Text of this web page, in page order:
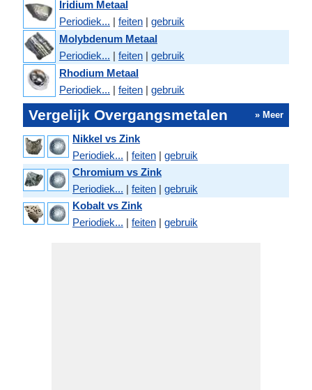
Iridium Metaal
Periodiek... | feiten | gebruik
Molybdenum Metaal
Periodiek... | feiten | gebruik
Rhodium Metaal
Periodiek... | feiten | gebruik
Vergelijk Overgangsmetalen » Meer
Nikkel vs Zink
Periodiek... | feiten | gebruik
Chromium vs Zink
Periodiek... | feiten | gebruik
Kobalt vs Zink
Periodiek... | feiten | gebruik